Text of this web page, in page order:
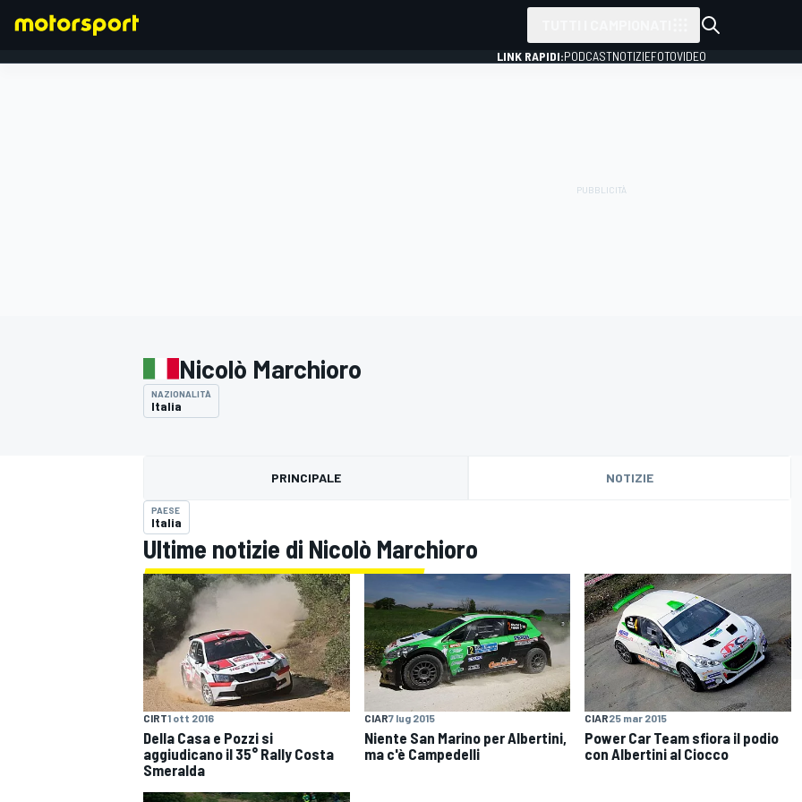
MOTOGP
WRC
LINK RAPIDI:PODCASTNOTIZIEFOTOVIDEO
Nicolò Marchioro
NAZIONALITÀ
Italia
PRINCIPALE NOTIZIE
PAESE
Italia
Ultime notizie di Nicolò Marchioro
CIRT1 ott 2016
Della Casa e Pozzi si
aggiudicano il 35° Rally Costa
Smeralda
CIAR7 lug 2015
Niente San Marino per Albertini,
ma c'è Campedelli
CIAR25 mar 2015
Power Car Team sfiora il podio
con Albertini al Ciocco